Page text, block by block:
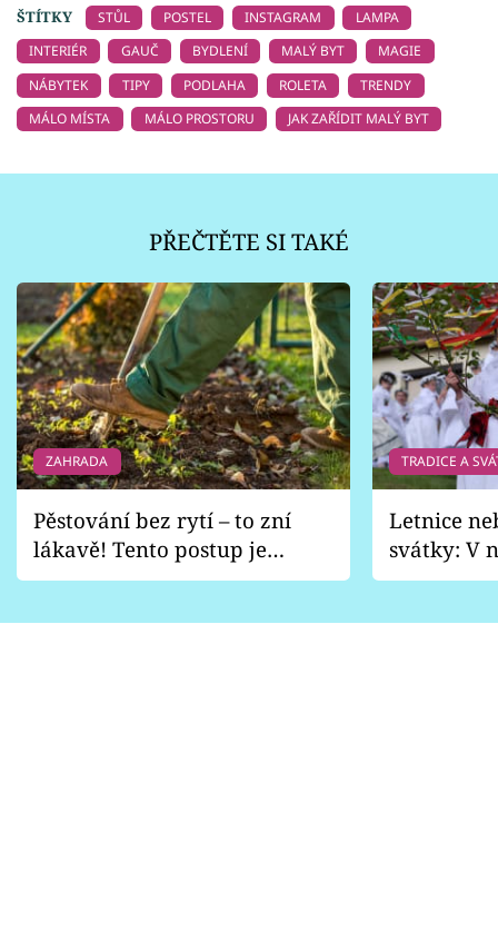
ŠTÍTKY
STŮL POSTEL INSTAGRAM
LAMPA
INTERIÉR
GAUČ BYDLENÍ MALÝ BYT
MAGIE
NÁBYTEK
TIPY PODLAHA ROLETA
TRENDY
MÁLO MÍSTA
MÁLO PROSTORU JAK ZAŘÍDIT MALÝ BYT
PŘEČTĚTE SI TAKÉ
ZAHRADA
Pěstování bez rytí – to zní
lákavě! Tento postup je
vhodný jen pro některé
TRADICE A
Letnice
svátky: V
pondělí